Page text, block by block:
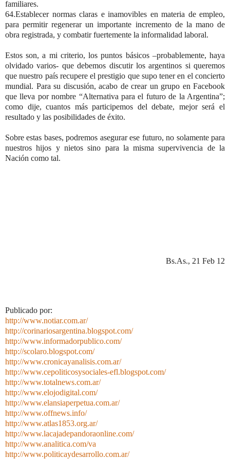
familiares.
64.Establecer normas claras e inamovibles en materia de empleo,
para permitir regenerar un importante incremento de la mano de
obra registrada, y combatir fuertemente la informalidad laboral.
Estos son, a mi criterio, los puntos básicos –probablemente, haya
olvidado varios- que debemos discutir los argentinos si queremos
que nuestro país recupere el prestigio que supo tener en el concierto
mundial. Para su discusión, acabo de crear un grupo en Facebook
que lleva por nombre “Alternativa para el futuro de la Argentina”;
como dije, cuantos más participemos del debate, mejor será el
resultado y las posibilidades de éxito.
Sobre estas bases, podremos asegurar ese futuro, no solamente para
nuestros hijos y nietos sino para la misma supervivencia de la
Nación como tal.
Bs.As., 21 Feb 12
Publicado por:
http://www.notiar.com.ar/
http://corinariosargentina.blogspot.com/
http://www.informadorpublico.com/
http://scolaro.blogspot.com/
http://www.cronicayanalisis.com.ar/
http://www.cepoliticosysociales-efl.blogspot.com/
http://www.totalnews.com.ar/
http://www.elojodigital.com/
http://www.elansiaperpetua.com.ar/
http://www.offnews.info/
http://www.atlas1853.org.ar/
http://www.lacajadepandoraonline.com/
http://www.analitica.com/va
http://www.politicaydesarrollo.com.ar/